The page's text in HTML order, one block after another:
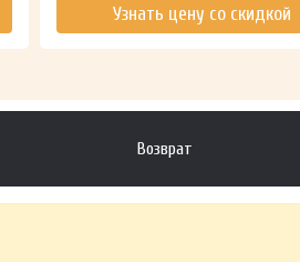
Узнать цену со скидкой
Возврат